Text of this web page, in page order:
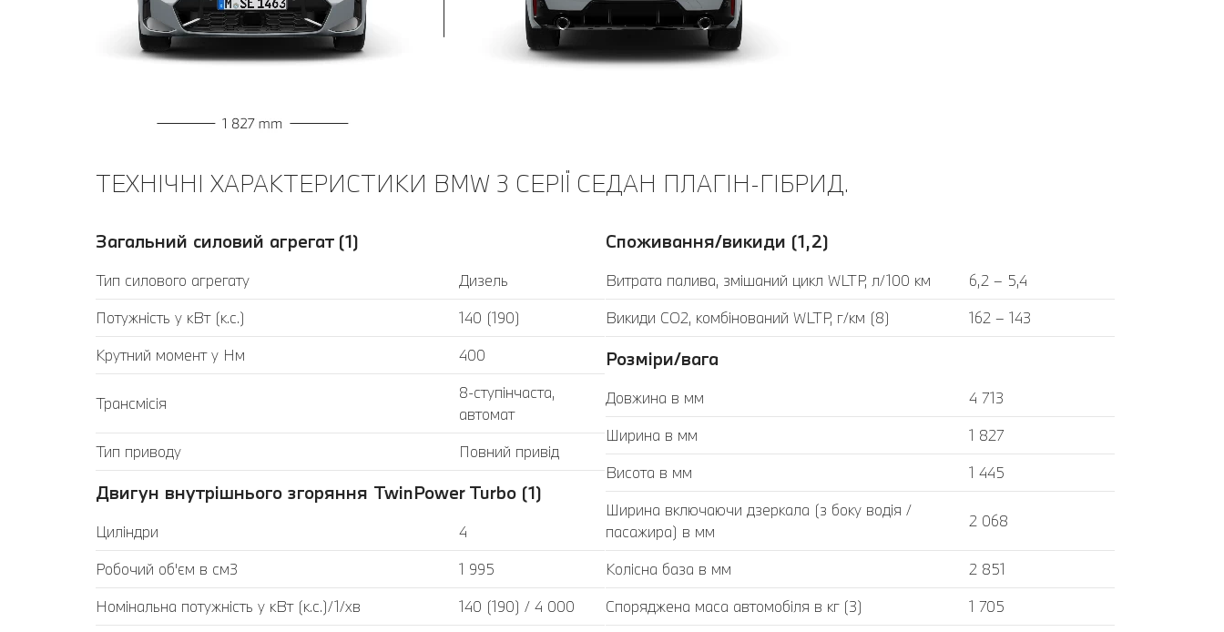
ТЕХНІЧНІ ХАРАКТЕРИСТИКИ BMW 3 СЕРІЇ СЕДАН ПЛАГІН-ГІБРИД.
Загальний силовий агрегат (1)
Тип силового агрегату
Дизель
Потужність у кВт (к.с.)
140 (190)
Крутний момент у Нм
400
Трансмісія
8-ступінчаста,
автомат
Тип приводу
Повний привід
Двигун внутрішнього згоряння TwinPower Turbo (1)
Циліндри
4
Робочий об'єм в см3
1 995
Номінальна потужність у кВт (к.с.)/1/хв
140 (190) / 4 000
Споживання/викиди (1,2)
Витрата палива, змішаний цикл WLTP, л/100 км
6,2 – 5,4
Викиди CO2, комбінований WLTP, г/км (8)
162 – 143
Розміри/вага
Довжина в мм
4 713
Ширина в мм
1 827
Висота в мм
1 445
Ширина включаючи дзеркала (з боку водія /
пасажира) в мм
2 068
Колісна база в мм
2 851
Споряджена маса автомобіля в кг (3)
1 705